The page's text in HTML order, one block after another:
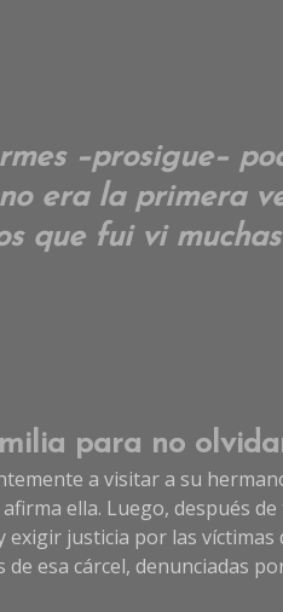
–prosigue–
era la primera
que fui vi muchas
para no
a visitar a su
ella. Luego, después
justicia por las
de esa cárcel, denunciadas